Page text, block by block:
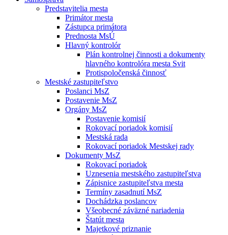
Predstavitelia mesta
Primátor mesta
Zástupca primátora
Prednosta MsÚ
Hlavný kontrolór
Plán kontrolnej činnosti a dokumenty
hlavného kontrolóra mesta Svit
Protispoločenská činnosť
Mestské zastupiteľstvo
Poslanci MsZ
Postavenie MsZ
Orgány MsZ
Postavenie komisií
Rokovací poriadok komisií
Mestská rada
Rokovací poriadok Mestskej rady
Dokumenty MsZ
Rokovací poriadok
Uznesenia mestského zastupiteľstva
Zápisnice zastupiteľstva mesta
Termíny zasadnutí MsZ
Dochádzka poslancov
Všeobecné záväzné nariadenia
Štatút mesta
Majetkové priznanie